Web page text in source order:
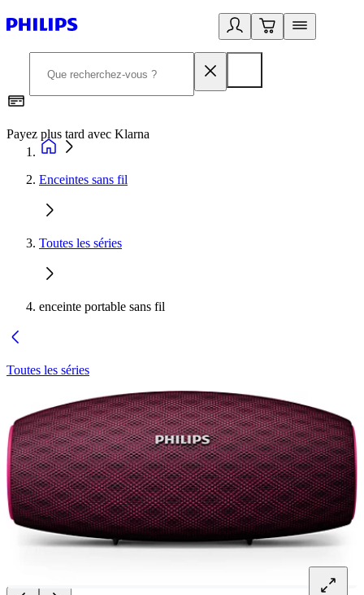
Payez plus tard avec Klarna
Enceintes sans fil
Toutes les séries
enceinte portable sans fil
Toutes les séries